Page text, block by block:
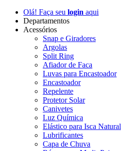
Olá! Faça seu login aqui
Departamentos
Acessórios
Snap e Giradores
Argolas
Split Ring
Afiador de Faca
Luvas para Encastoador
Encastoador
Repelente
Protetor Solar
Canivetes
Luz Química
Elástico para Isca Natural
Lubrificantes
Capa de Chuva